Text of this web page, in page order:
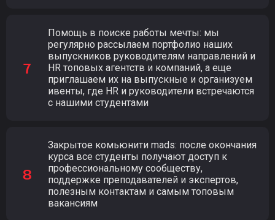
Помощь в поиске работы мечты: мы
регулярно рассылаем портфолио наших
выпускников руководителям направлений и
HR топовых агентств и компаний, а еще
приглашаем их на выпускные и организуем
ивенты, где HR и руководители встречаются
с нашими студентами
Закрытое комьюнити mads: после окончания
курса все студенты получают доступ к
профессиональному сообществу,
поддержке преподавателей и экспертов,
полезным контактам и самым топовым
вакансиям